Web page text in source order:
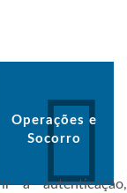
Operações e
Socorro
a autenticação,